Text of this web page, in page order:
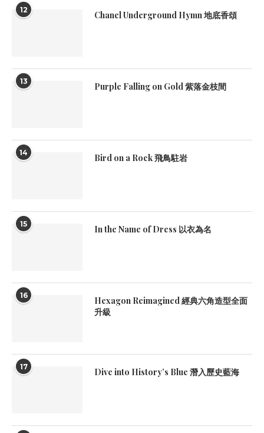
12 Chanel Underground Hymn 地底香頌
13 Purple Falling on Gold 紫落金枝間
14 Bird on a Rock 飛鳥駐岩
15 In the Name of Dress 以衣為名
16
Hexagon Reimagined 經典六角造型全面
升級
17 Dive into History’s Blue 潛入歷史藍海